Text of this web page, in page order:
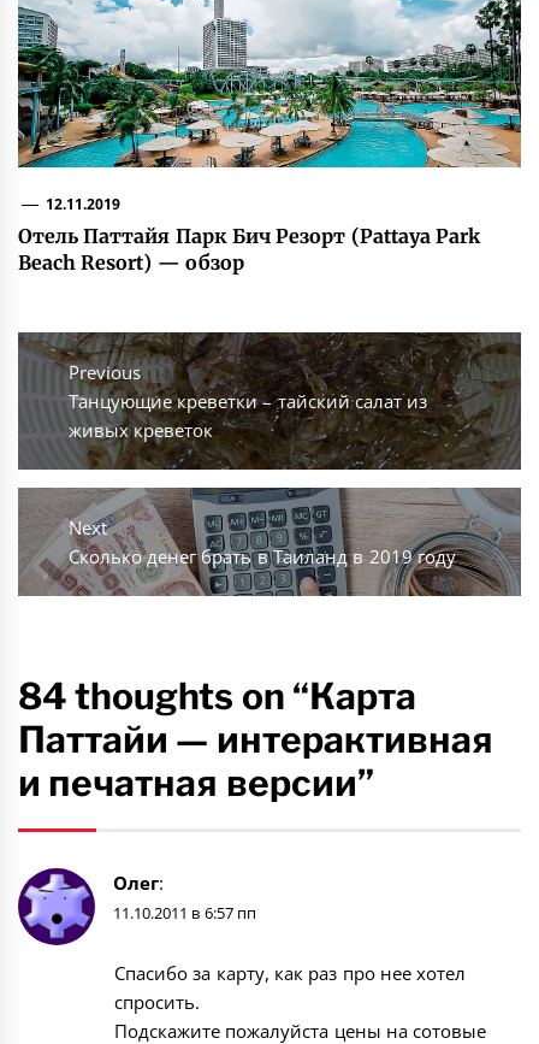
12.11.2019
Отель Паттайя Парк Бич Резорт (Pattaya Park
Beach Resort) — обзор
Навигация
по
записям
Previous
Previous
post:
Танцующие креветки – тайский салат из
живых креветок
Next
Next
post:
Сколько денег брать в Таиланд в 2019 году
84 thoughts on “Карта
Паттайи — интерактивная
и печатная версии”
Олег:
11.10.2011 в 6:57 пп
Спасибо за карту, как раз про нее хотел
спросить.
Подскажите пожалуйста цены на сотовые